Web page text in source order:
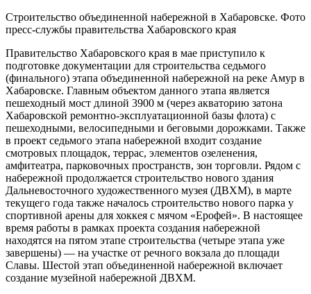
Строительство объединенной набережной в Хабаровске. Фото
пресс-службы правительства Хабаровского края
Правительство Хабаровского края в мае приступило к
подготовке документации для строительства седьмого
(финального) этапа объединенной набережной на реке Амур в
Хабаровске. Главным объектом данного этапа является
пешеходный мост длиной 3900 м (через акваторию затона
Хабаровской ремонтно-эксплуатационной базы флота) с
пешеходными, велосипедными и беговыми дорожками. Также
в проект седьмого этапа набережной входит создание
смотровых площадок, террас, элементов озеленения,
амфитеатра, парковочных пространств, зон торговли. Рядом с
набережной продолжается строительство нового здания
Дальневосточного художественного музея (ДВХМ), в марте
текущего года также началось строительство нового парка у
спортивной арены для хоккея с мячом «Ерофей». В настоящее
время работы в рамках проекта создания набережной
находятся на пятом этапе строительства (четыре этапа уже
завершены) — на участке от речного вокзала до площади
Славы. Шестой этап объединенной набережной включает
создание музейной набережной ДВХМ.